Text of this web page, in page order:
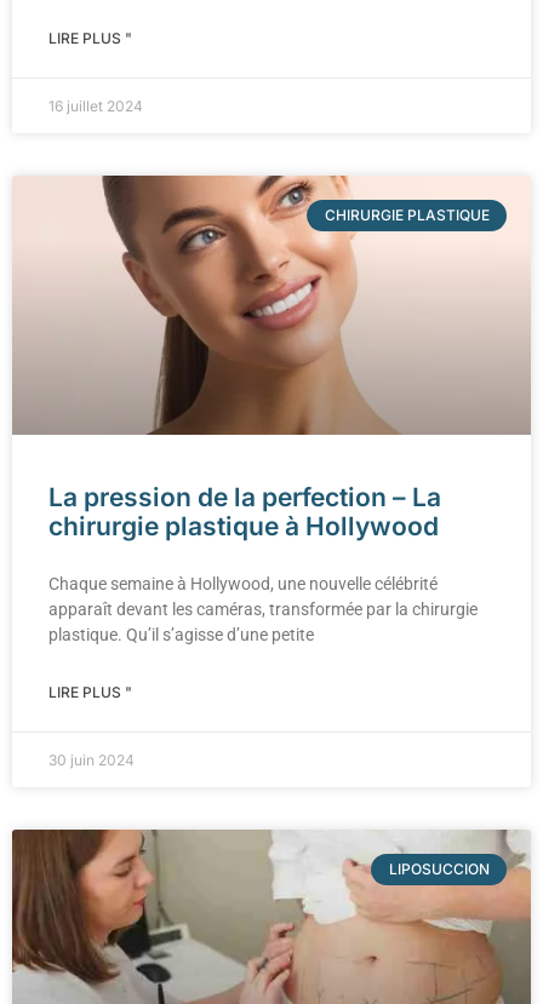
LIRE PLUS "
16 juillet 2024
CHIRURGIE PLASTIQUE
La pression de la perfection – La
chirurgie plastique à Hollywood
Chaque semaine à Hollywood, une nouvelle célébrité
apparaît devant les caméras, transformée par la chirurgie
plastique. Qu’il s’agisse d’une petite
LIRE PLUS "
30 juin 2024
LIPOSUCCION